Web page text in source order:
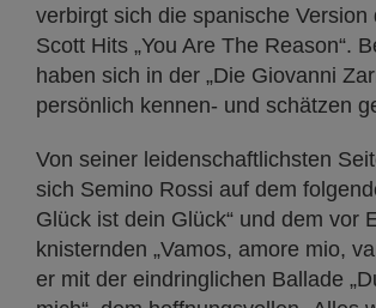
verbirgt sich die spanische Version
Scott Hits „You Are The Reason“.
haben sich in der „Die Giovanni
persönlich kennen- und schätzen
Von seiner leidenschaftlichsten
sich Semino Rossi auf dem
Glück ist dein Glück“ und dem vor
knisternden „Vamos, amore mio,
er mit der eindringlichen Ballade